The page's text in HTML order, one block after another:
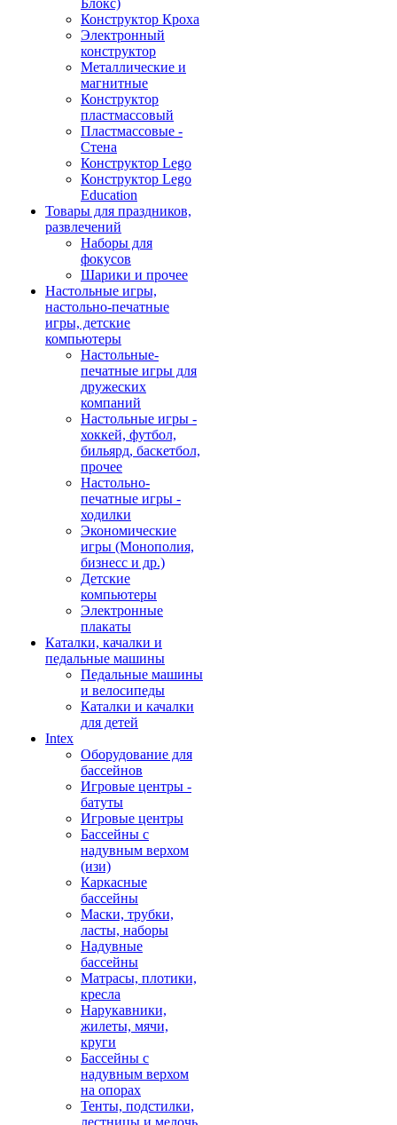
Блокс)
Конструктор Кроха
Электронный
конструктор
Металлические и
магнитные
Конструктор
пластмассовый
Пластмассовые -
Стена
Конструктор Lego
Конструктор Lego
Education
Товары для праздников,
развлечений
Наборы для
фокусов
Шарики и прочее
Настольные игры,
настольно-печатные
игры, детские
компьютеры
Настольные-
печатные игры для
дружеских
компаний
Настольные игры -
хоккей, футбол,
бильярд, баскетбол,
прочее
Настольно-
печатные игры -
ходилки
Экономические
игры (Монополия,
бизнесс и др.)
Детские
компьютеры
Электронные
плакаты
Каталки, качалки и
педальные машины
Педальные машины
и велосипеды
Каталки и качалки
для детей
Intex
Оборудование для
бассейнов
Игровые центры -
батуты
Игровые центры
Бассейны с
надувным верхом
(изи)
Каркасные
бассейны
Маски, трубки,
ласты, наборы
Надувные
бассейны
Матрасы, плотики,
кресла
Нарукавники,
жилеты, мячи,
круги
Бассейны с
надувным верхом
на опорах
Тенты, подстилки,
лестницы и мелочь